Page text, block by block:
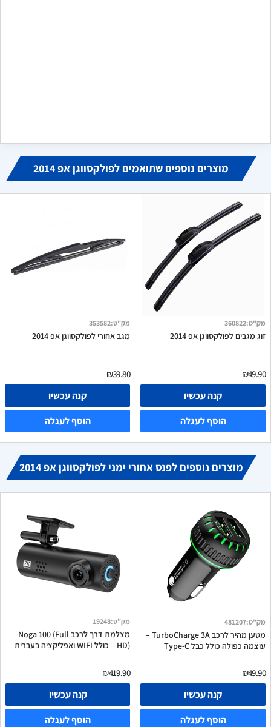
מוצרים נוספים שתואמים לפולקסווגן אפ 2014
מק"ט:
353582
מגב אחורי לפולקסווגן אפ 2014
₪39.80
קנה עכשיו
הוסף לעגלה
מק"ט:
360822
זוג מגבים לפולקסווגן אפ 2014
₪49.90
קנה עכשיו
הוסף לעגלה
מוצרים נוספים לפנס אחורי ימני לפולקסווגן אפ 2014
מק"ט:
481207
מטען מהיר לרכב TurboCharge 3A –
עוצמה כפולה כולל כבל Type-C
₪49.90
קנה עכשיו
הוסף לעגלה
מק"ט:
19248
מצלמת דרך לרכב Noga 100 (Full
HD) – כולל WIFI ואפליקציה בעברית
₪419.90
קנה עכשיו
הוסף לעגלה